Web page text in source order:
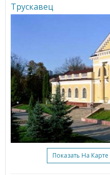
Трускавец
Показать На Карте